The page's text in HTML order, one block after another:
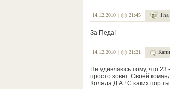
14.12.2010 21:45 Tha
За Педа!
14.12.2010 21:21
Не удивляюсь тому, что 23
просто зовёт. Своей
Коляда Д.А.! С каких пор